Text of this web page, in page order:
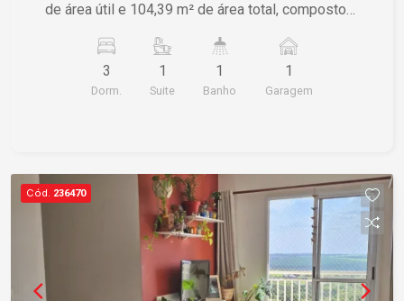
de área útil e 104,39 m² de área total, composto
ótima distribuição dos ambientes. O imóvel conta
ainda com 1 vaga de garagem. O condomínio
oferece portaria 24 horas, garantindo segurança e
escolas e demais facilidades da região. Ideal
para quem busca conforto, segurança e
3
Dorm.
1
Suite
1
Banho
1
Garagem
Cód. 236470